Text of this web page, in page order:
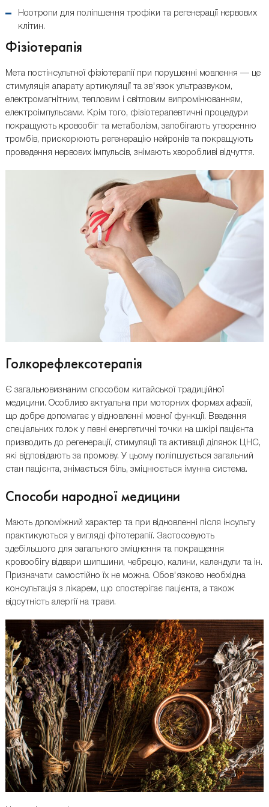
Ноотропи для поліпшення трофіки та регенерації нервових
клітин.
Фізіотерапія
Мета постінсультної фізіотерапії при порушенні мовлення — це
стимуляція апарату артикуляції та зв'язок ультразвуком,
електромагнітним, тепловим і світловим випромінюванням,
електроімпульсами. Крім того, фізіотерапевтичні процедури
покращують кровообіг та метаболізм, запобігають утворенню
тромбів, прискорюють регенерацію нейронів та покращують
проведення нервових імпульсів, знімають хворобливі відчуття.
Голкорефлексотерапія
Є загальновизнаним способом китайської традиційної
медицини. Особливо актуальна при моторних формах афазії,
що добре допомагає у відновленні мовної функції. Введення
спеціальних голок у певні енергетичні точки на шкірі пацієнта
призводить до регенерації, стимуляції та активації ділянок ЦНС,
які відповідають за промову. У цьому поліпшується загальний
стан пацієнта, знімається біль, зміцнюється імунна система.
Способи народної медицини
Мають допоміжний характер та при відновленні після інсульту
практикуються у вигляді фітотерапії. Застосовують
здебільшого для загального зміцнення та покращення
кровообігу відвари шипшини, чебрецю, калини, календули та ін.
Призначати самостійно їх не можна. Обов'язково необхідна
консультація з лікарем, що спостерігає пацієнта, а також
відсутність алергії на трави.